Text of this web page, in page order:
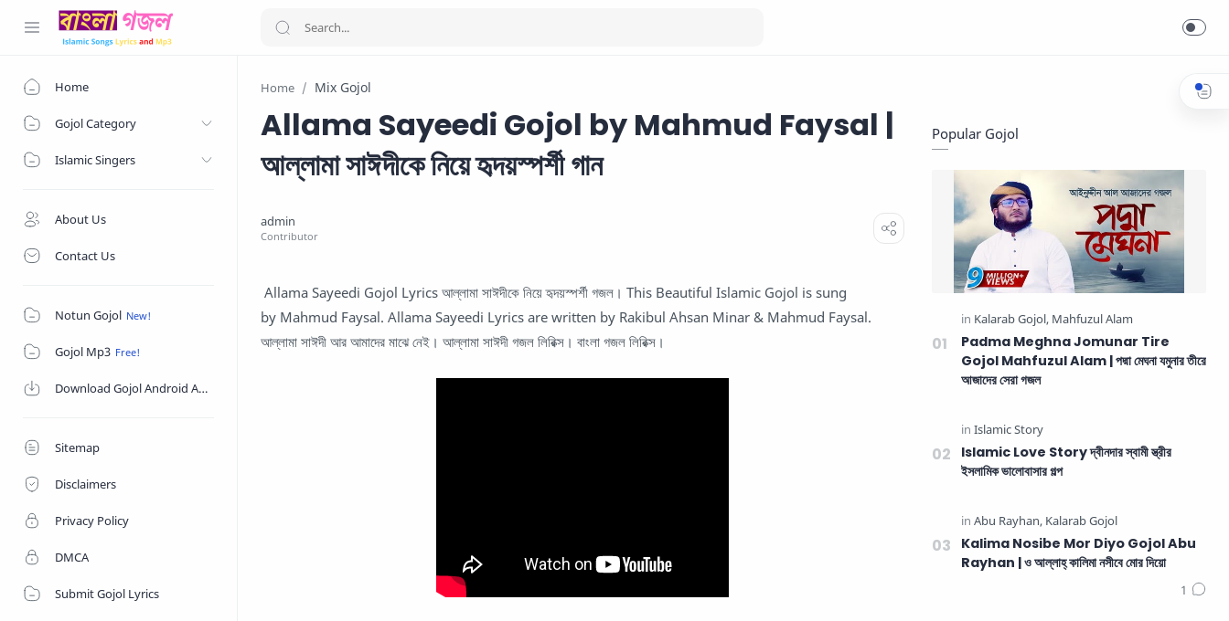
Home
Gojol Category
Islamic Singers
About Us
Contact Us
Notun Gojol
Gojol Mp3
Download Gojol Android App on Google Play Store
Sitemap
Disclaimers
Privacy Policy
DMCA
Submit Gojol Lyrics
Home Mix Gojol
Allama Sayeedi Gojol by Mahmud Faysal |
আল্লামা সাঈদীকে নিয়ে হৃদয়স্পর্শী গান
Allama Sayeedi Gojol Lyrics আল্লামা সাঈদীকে নিয়ে হৃদয়স্পর্শী গজল। This Beautiful Islamic Gojol is sung
by Mahmud Faysal. Allama Sayeedi Lyrics are written by Rakibul Ahsan Minar & Mahmud Faysal.
আল্লামা সাঈদী আর আমাদের মাঝে নেই। আল্লামা সাঈদী গজল লিরিক্স। বাংলা গজল লিরিক্স।
Popular Gojol
Padma Meghna Jomunar Tire
Gojol Mahfuzul Alam | পদ্মা মেঘনা যমুনার তীরে
আজাদের সেরা গজল
Islamic Love Story দ্বীনদার স্বামী স্ত্রীর
ইসলামিক ভালোবাসার গল্প
Kalima Nosibe Mor Diyo Gojol Abu
Rayhan | ও আল্লাহ্‌ কালিমা নসীবে মোর দিয়ো